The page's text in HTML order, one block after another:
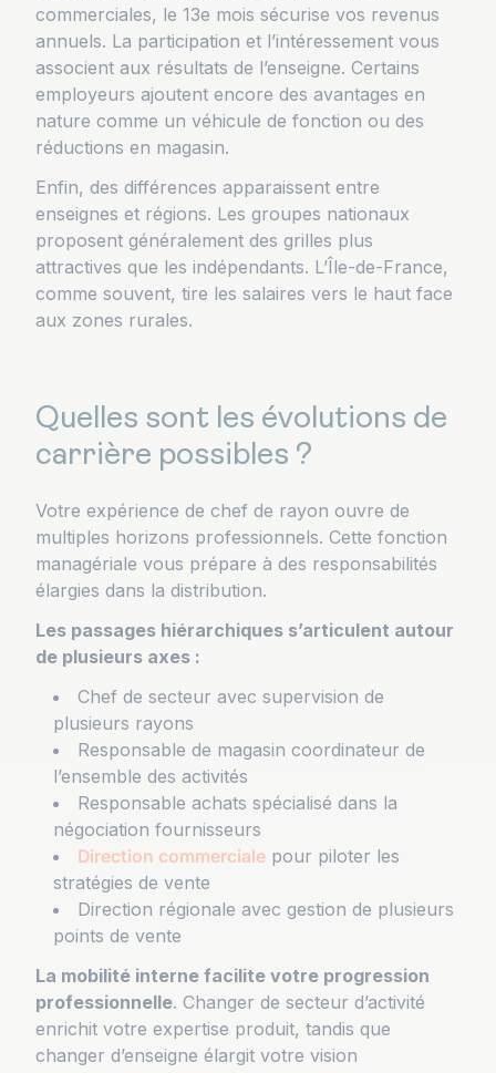
commerciales, le 13e mois sécurise vos revenus
annuels. La participation et l’intéressement vous
associent aux résultats de l’enseigne. Certains
employeurs ajoutent encore des avantages en
nature comme un véhicule de fonction ou des
réductions en magasin.
Enfin, des différences apparaissent entre
enseignes et régions. Les groupes nationaux
proposent généralement des grilles plus
attractives que les indépendants. L’Île-de-France,
comme souvent, tire les salaires vers le haut face
aux zones rurales.
Quelles sont les évolutions de
carrière possibles ?
Votre expérience de chef de rayon ouvre de
multiples horizons professionnels. Cette fonction
managériale vous prépare à des responsabilités
élargies dans la distribution.
Les passages hiérarchiques s’articulent autour
de plusieurs axes :
Chef de secteur avec supervision de
plusieurs rayons
Responsable de magasin coordinateur de
l’ensemble des activités
Responsable achats spécialisé dans la
négociation fournisseurs
Direction commerciale pour piloter les
stratégies de vente
Direction régionale avec gestion de plusieurs
points de vente
La mobilité interne facilite votre progression
professionnelle. Changer de secteur d’activité
enrichit votre expertise produit, tandis que
changer d’enseigne élargit votre vision